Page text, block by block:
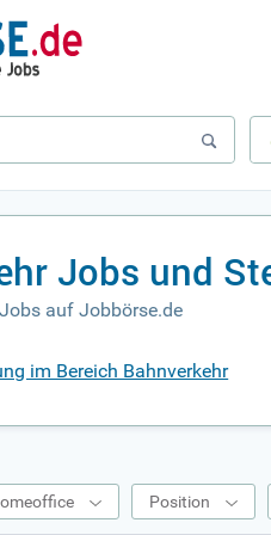
Jobs und
auf Jobbörse.de
im Bereich Bahnverkehr
Position